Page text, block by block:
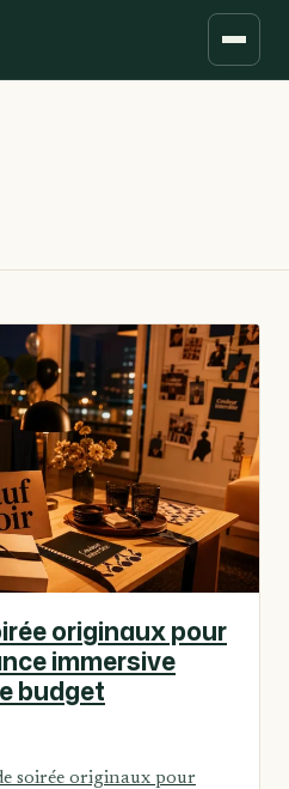
originaux pour
immersive
budget
soirée originaux pour